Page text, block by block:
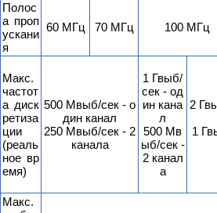
Полос
а проп
ускани
я
60 МГц 70 МГц 100 МГц
Макс.
частот
а диск
ретиза
ции
(реаль
ное вр
емя)
500 Мвыб/сек - о
дин канал
250 Мвыб/сек - 2
канала
1 Гвыб/
сек - од
ин кана
л
500 Мв
ыб/сек -
2 канал
а
2
1
Макс.